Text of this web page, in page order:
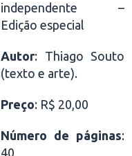
independente –
Edição especial
Autor: Thiago Souto
(texto e arte).
Preço: R$ 20,00
Número de páginas:
40